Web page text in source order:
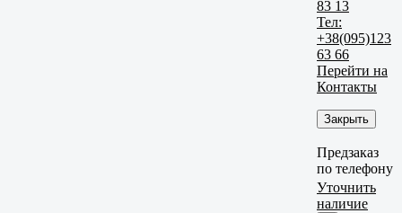
83 13
Тел:
+38(095)123
63 66
Перейти на
Контакты
Закрыть
Предзаказ
по телефону
Уточнить
наличие